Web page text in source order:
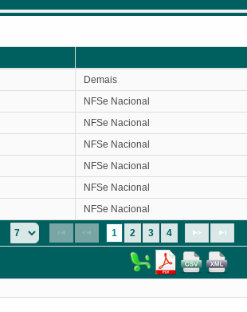
Demais
NFSe Nacional
NFSe Nacional
NFSe Nacional
NFSe Nacional
NFSe Nacional
NFSe Nacional
1 2 3 4